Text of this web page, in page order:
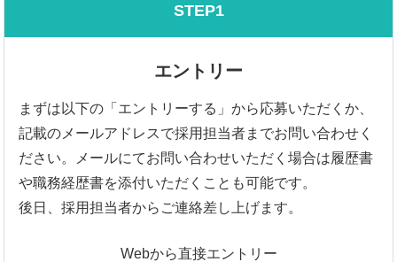
STEP1
エントリー
まずは以下の「エントリーする」から応募いただくか、
記載のメールアドレスで採用担当者までお問い合わせく
ださい。メールにてお問い合わせいただく場合は履歴書
や職務経歴書を添付いただくことも可能です。
後日、採用担当者からご連絡差し上げます。
Webから直接エントリー